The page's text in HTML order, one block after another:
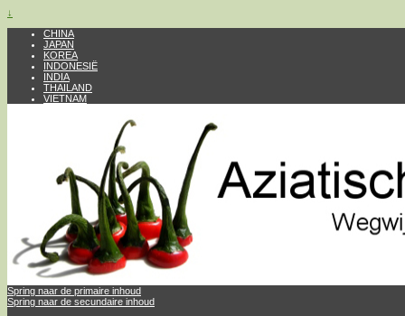
↓
CHINA
JAPAN
KOREA
INDONESIË
INDIA
THAILAND
VIETNAM
Spring naar de primaire inhoud
Spring naar de secundaire inhoud